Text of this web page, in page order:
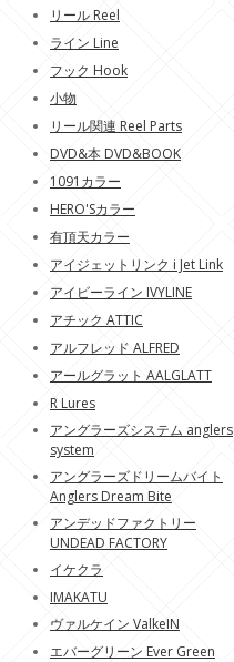
リール Reel
ライン Line
フック Hook
小物
リール関連 Reel Parts
DVD&本 DVD&BOOK
1091カラー
HERO'Sカラー
有頂天カラー
アイジェットリンク i Jet Link
アイビーライン IVYLINE
アチック ATTIC
アルフレッド ALFRED
アールグラット AALGLATT
R Lures
アングラーズシステム anglers
system
アングラーズドリームバイト
Anglers Dream Bite
アンデッドファクトリー
UNDEAD FACTORY
イケクラ
IMAKATU
ヴァルケイン ValkeIN
エバーグリーン Ever Green